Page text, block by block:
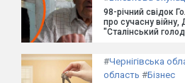
98-річний свідок
про сучасну війну,
"Сталінський
#Чернігівська
область #Бізнес